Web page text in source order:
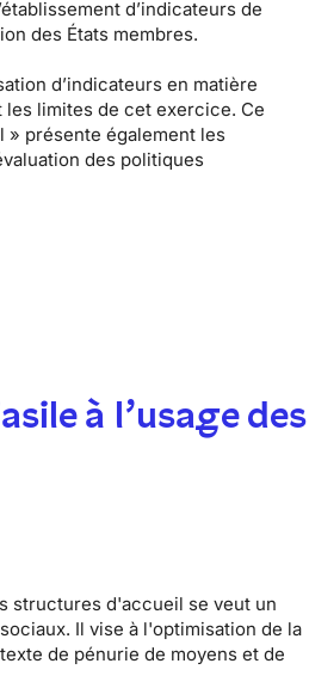
d’indicateurs de
des États membres.
d’indicateurs en matière
limites de cet exercice. Ce
» présente également les
des politiques
à l’usage des
structures d'accueil se veut un
Il vise à l'optimisation de la
de pénurie de moyens et de